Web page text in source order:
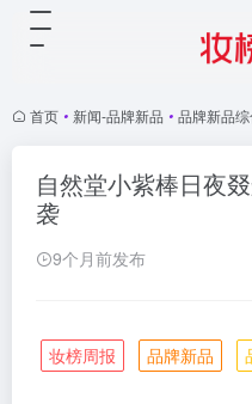
首页 • 新闻-品牌新品 • 品牌新品综
自然堂小紫棒日夜
袭
9个月前发布
妆榜周报 品牌新品